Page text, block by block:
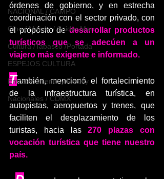
NACIONAL / CAMPO
Cine / Marvel / Spider Man
Cultura /Tabasco /Portada
ESPEJOS CULTURA
Entretenimiento y Reality
Nacionales / CDMX
órdenes de gobierno, y en estrecha
coordinación con el sector privado, con
el propósito de desarrollar productos
turísticos que se adecúen a un
viajero más exigente e informado.
También, mencionó el fortalecimiento
de la infraestructura turística,
en
autopistas, aeropuertos y trenes, que
faciliten el desplazamiento de los
turistas, hacia las 270 plazas con
vocación turística que tiene nuestro
país.